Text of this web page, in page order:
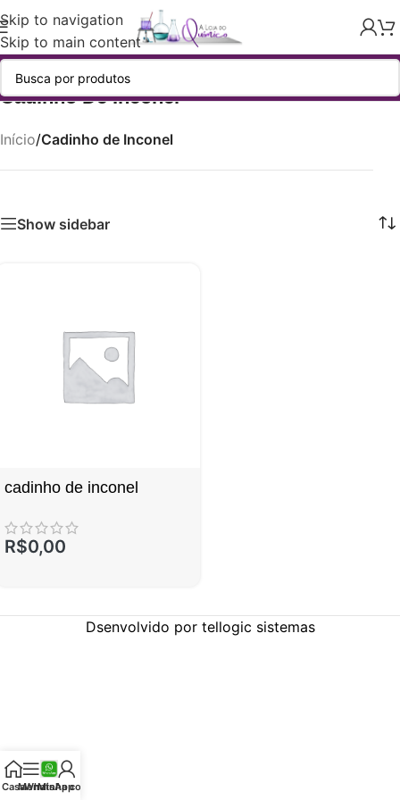
Skip to navigation
Skip to main content
Cadinho De Inconel
Início/Cadinho de Inconel
Show sidebar
cadinho de inconel
R$0,00
Dsenvolvido por tellogic sistemas
CasaMenu
WhatsApp
Minha conta